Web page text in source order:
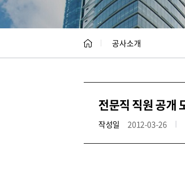
공사소개
전문직 직원 공개
작성일 2012-03-26